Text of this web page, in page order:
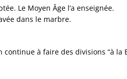
Le Moyen Âge l’a enseignée.
dans le marbre.
continue à faire des divisions “à la